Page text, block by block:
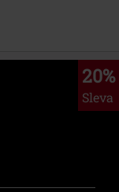
20%
Sleva